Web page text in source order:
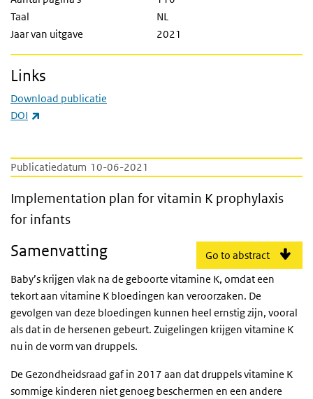
Publicatiedatum 10-06-2021
Implementation plan for vitamin K
Implementation plan for vitamin K prophylaxis
for infants
Go to abstract
Samenvatting
Baby’s krijgen vlak na de geboorte vitamine K, omdat een
tekort aan vitamine K bloedingen kan veroorzaken. De
gevolgen van deze bloedingen kunnen heel ernstig zijn, vooral
als dat in de hersenen gebeurt. Zuigelingen krijgen vitamine K
nu in de vorm van druppels.
De Gezondheidsraad gaf in 2017 aan dat druppels vitamine K
sommige kinderen niet genoeg beschermen en een andere
Taal
NL
Jaar van uitgave
2021
Links
Download publicatie
DOI